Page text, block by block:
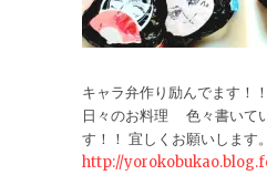
キャラ弁作り励んでます！
日々のお料理 色々書いて
す！！ 宜しくお願いします。
http://